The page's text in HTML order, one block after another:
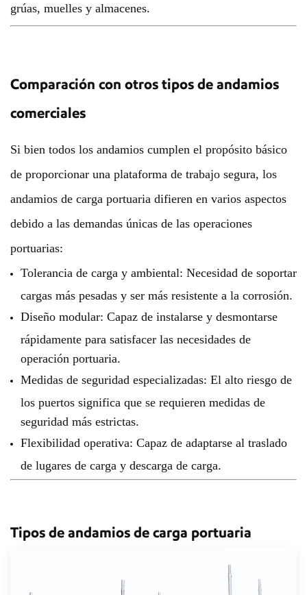
grúas, muelles y almacenes.
Comparación con otros tipos de andamios
comerciales
Si bien todos los andamios cumplen el propósito básico
de proporcionar una plataforma de trabajo segura, los
andamios de carga portuaria difieren en varios aspectos
debido a las demandas únicas de las operaciones
portuarias:
Tolerancia de carga y ambiental: Necesidad de soportar
cargas más pesadas y ser más resistente a la corrosión.
Diseño modular: Capaz de instalarse y desmontarse
rápidamente para satisfacer las necesidades de
operación portuaria.
Medidas de seguridad especializadas: El alto riesgo de
los puertos significa que se requieren medidas de
seguridad más estrictas.
Flexibilidad operativa: Capaz de adaptarse al traslado
de lugares de carga y descarga de carga.
Tipos de andamios de carga portuaria